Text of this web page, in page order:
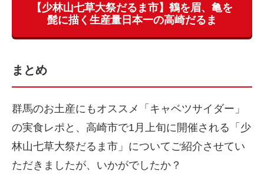
【少林山七草大祭だるま市】鶴を眉、亀を
髭に描く生産量日本一の高崎だるま
まとめ
群馬のお土産にもオススメ「キャベツサイダー」
の実食レポと、高崎市で1月上旬に開催される「少
林山七草大祭だるま市」についてご紹介させてい
ただきましたが、いかがでしたか？